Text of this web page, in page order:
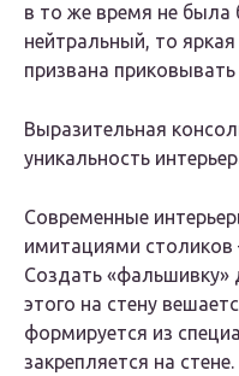
в то же время не была
нейтральный, то
призвана приковывать
Выразительная
уникальность
Современные
имитациями
Создать «фальшивку»
этого на стену
формируется из
закрепляется на стене.